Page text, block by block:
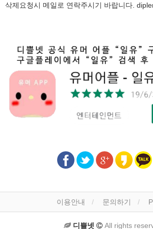
삭제요청시 메일로 연락주시기 바랍니다.
이용안내 문의하기
디쁠넷 All rights